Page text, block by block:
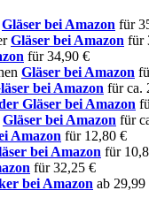
Gläser bei Amazon für
Gläser bei Amazon für
für 34,90 €
Gläser bei Amazon
bei Amazon für ca.
Gläser bei Amazon
Gläser bei Amazon für
Amazon für 12,80 €
bei Amazon für
für 32,25 €
bei Amazon ab 29,99